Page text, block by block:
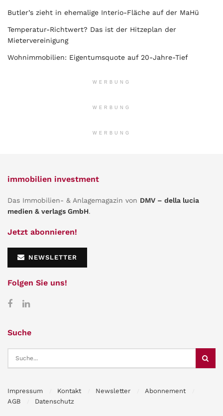
Butler’s zieht in ehemalige Interio-Fläche auf der MaHü
Temperatur-Richtwert? Das ist der Hitzeplan der
Mietervereinigung
Wohnimmobilien: Eigentumsquote auf 20-Jahre-Tief
WERBUNG
WERBUNG
WERBUNG
immobilien investment
Das Immobilien- & Anlagemagazin von DMV – della lucia
medien & verlags GmbH.
Jetzt abonnieren!
NEWSLETTER
Folgen Sie uns!
Suche
Impressum Kontakt Newsletter
Abonnement
AGB
Datenschutz